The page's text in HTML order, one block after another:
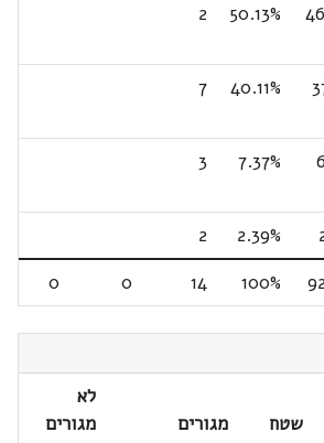
50.13%
2
40.11%
7
7.37%
3
2.39%
2
100%
14
0
0
שטח
מגורים
לא
מגורים